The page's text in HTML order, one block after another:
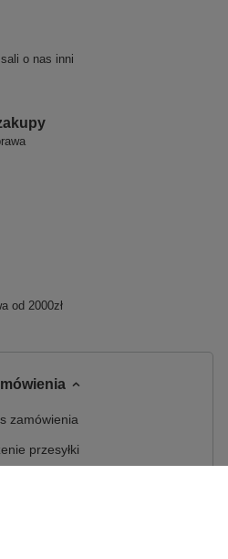
o nas inni
od 2000zł
zamówienia
przesyłki